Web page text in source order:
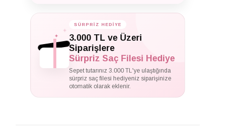
✦
✦
SÜRPRİZ HEDİYE
3.000 TL ve Üzeri
Siparişlere
Sürpriz Saç Filesi Hediye
Sepet tutarınız 3.000 TL'ye ulaştığında
sürpriz saç filesi hediyeniz siparişinize
otomatik olarak eklenir.